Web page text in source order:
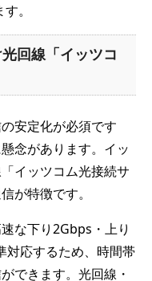
。
回線「イッツコ
安定化が必須です
念があります。イッ
イッツコム光接続サ
が特徴です。
な下り2Gbps・上り
対応するため、時間帯
できます。光回線・